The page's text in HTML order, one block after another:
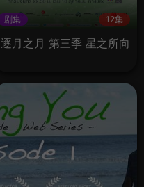
剧集 12集
逐月之月 第三季 星之所向